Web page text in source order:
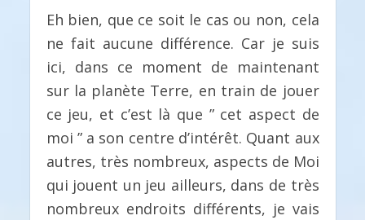
Eh bien, que ce soit le cas ou non, cela
ne fait aucune différence. Car je suis
ici, dans ce moment de maintenant
sur la planète Terre, en train de jouer
ce jeu, et c’est là que ” cet aspect de
moi ” a son centre d’intérêt. Quant aux
autres, très nombreux, aspects de Moi
qui jouent un jeu ailleurs, dans de très
nombreux endroits différents, je vais